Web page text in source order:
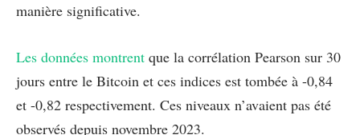
manière significative.
Les données montrent que la corrélation Pearson sur 30
jours entre le Bitcoin et ces indices est tombée à -0,84
et -0,82 respectivement. Ces niveaux n’avaient pas été
observés depuis novembre 2023.